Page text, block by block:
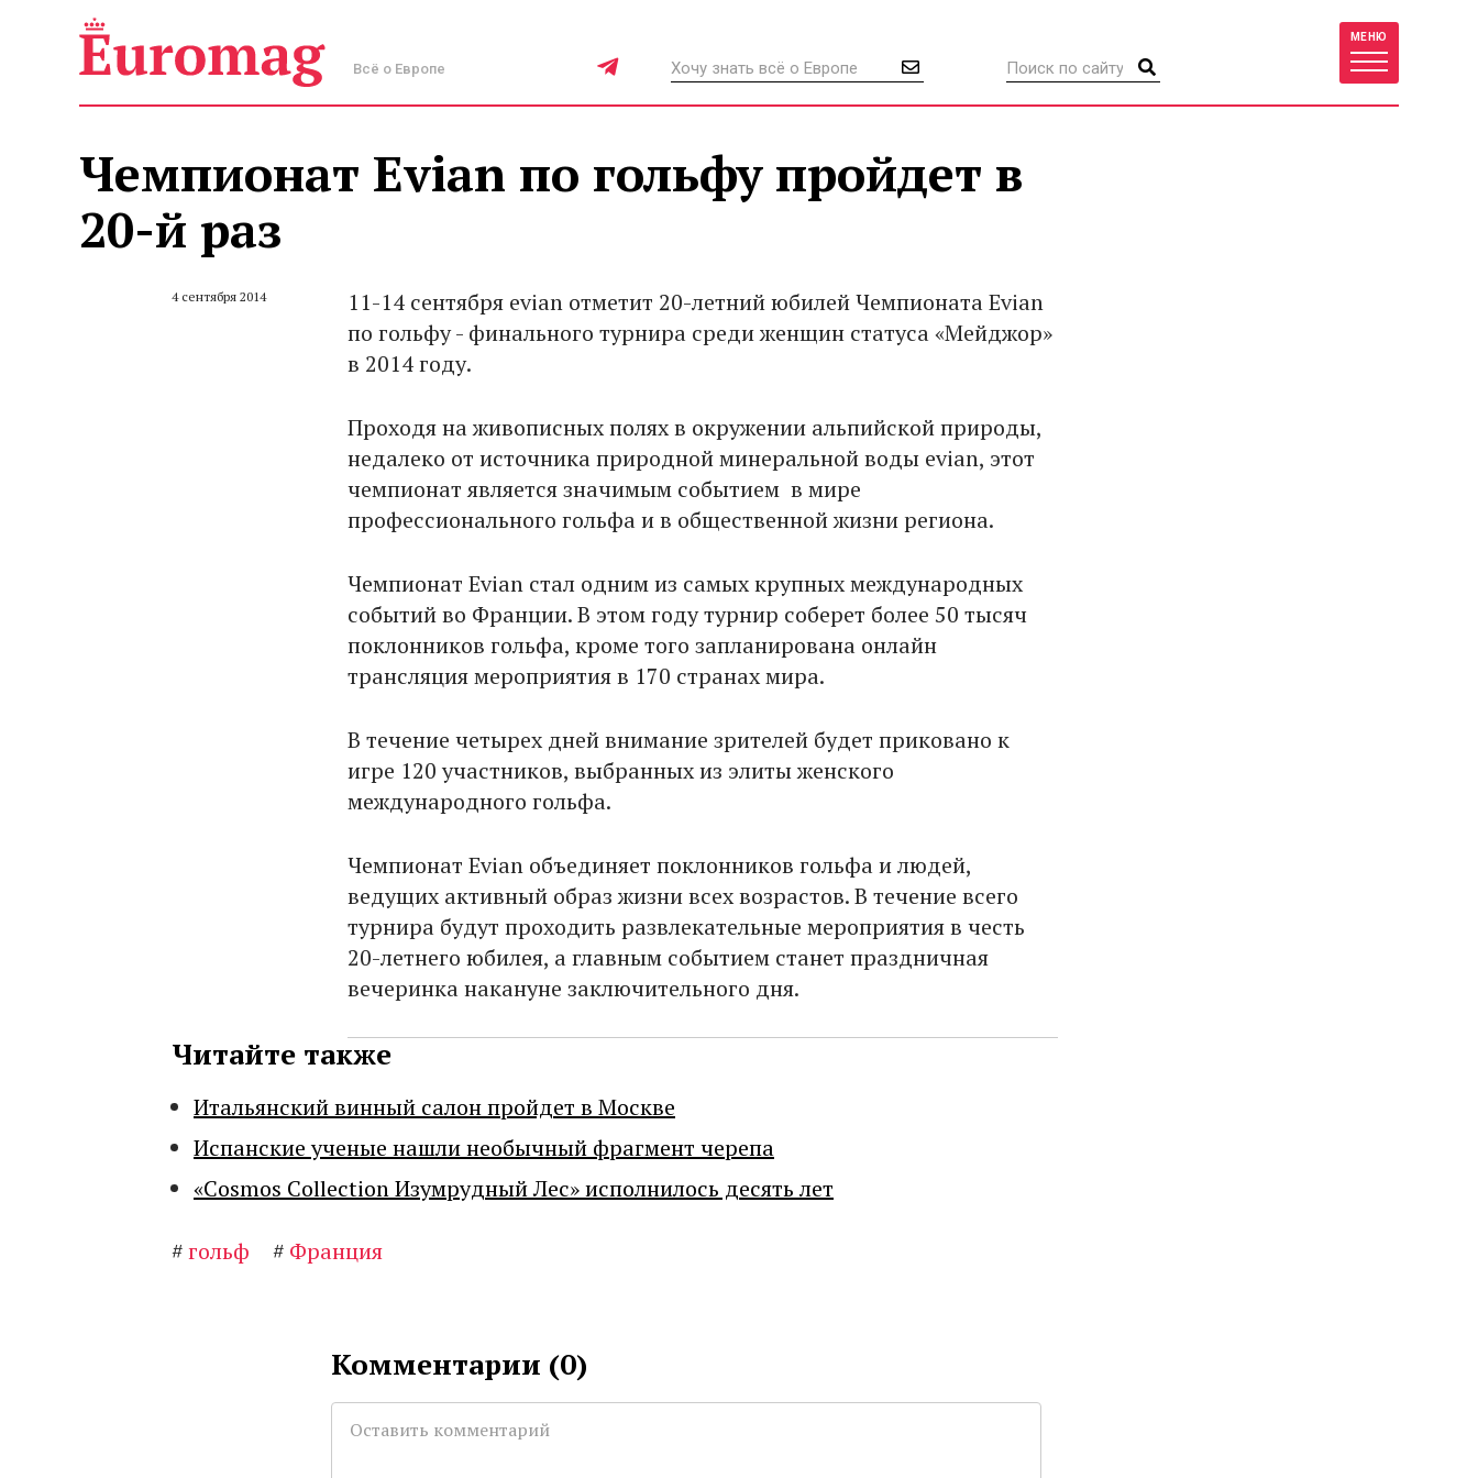
Всё о Европе
МЕНЮ
Чемпионат Evian по гольфу пройдет в
20-й раз
4 сентября 2014
11-14 сентября evian отметит 20-летний юбилей Чемпионата Evian
по гольфу - финального турнира среди женщин статуса «Мейджор»
в 2014 году.
Проходя на живописных полях в окружении альпийской природы,
недалеко от источника природной минеральной воды evian, этот
чемпионат является значимым событием в мире
профессионального гольфа и в общественной жизни региона.
Чемпионат Evian стал одним из самых крупных международных
событий во Франции. В этом году турнир соберет более 50 тысяч
поклонников гольфа, кроме того запланирована онлайн
трансляция мероприятия в 170 странах мира.
В течение четырех дней внимание зрителей будет приковано к
игре 120 участников, выбранных из элиты женского
международного гольфа.
Чемпионат Evian объединяет поклонников гольфа и людей,
ведущих активный образ жизни всех возрастов. В течение всего
турнира будут проходить развлекательные мероприятия в честь
20-летнего юбилея, а главным событием станет праздничная
вечеринка накануне заключительного дня.
Читайте также
Итальянский винный салон пройдет в Москве
Испанские ученые нашли необычный фрагмент черепа
«Cosmos Collection Изумрудный Лес» исполнилось десять лет
#гольф # Франция
Комментарии (0)